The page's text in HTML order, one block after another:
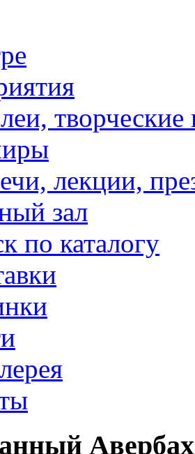
творческие
лекции,
зал
по каталогу
Авербах